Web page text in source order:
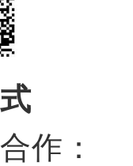
作：